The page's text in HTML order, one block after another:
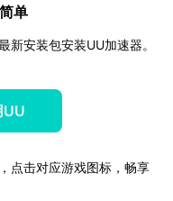
单
新安装包安装UU加速器。
UU
点击对应游戏图标，畅享